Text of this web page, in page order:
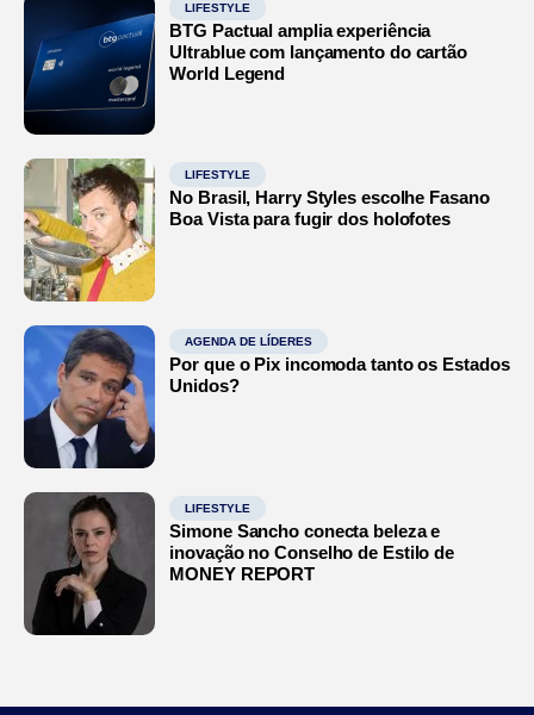
LIFESTYLE
BTG Pactual amplia experiência
Ultrablue com lançamento do cartão
World Legend
LIFESTYLE
No Brasil, Harry Styles escolhe Fasano
Boa Vista para fugir dos holofotes
AGENDA DE LÍDERES
Por que o Pix incomoda tanto os Estados
Unidos?
LIFESTYLE
Simone Sancho conecta beleza e
inovação no Conselho de Estilo de
MONEY REPORT